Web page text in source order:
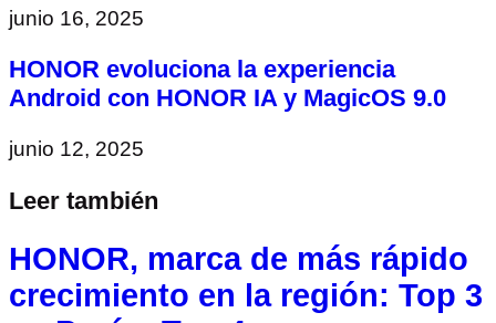
junio 16, 2025
HONOR evoluciona la experiencia
Android con HONOR IA y MagicOS 9.0
junio 12, 2025
Leer también
HONOR, marca de más rápido
crecimiento en la región: Top 3